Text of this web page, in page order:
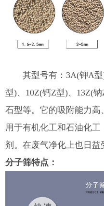
其型号有：3A(钾A型)
型)、10Z(钙Z型)、13Z(
石型等。它的吸附能力高
用于有机化工和石油化
剂。在废气净化上也日益
分子筛特点：